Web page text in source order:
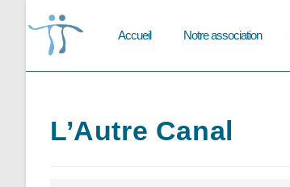
Accueil Notre association
L’Autre Canal